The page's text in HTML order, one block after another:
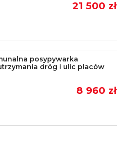
21 500 zł
posypywarka
dróg i ulic placów
8 960 zł